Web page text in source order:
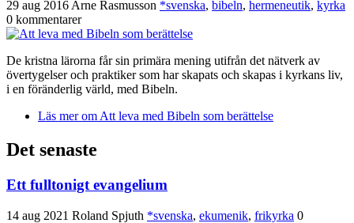
29 aug 2016 Arne Rasmusson *svenska, bibeln, hermeneutik, kyrka
0 kommentarer
De kristna lärorna får sin primära mening utifrån det nätverk av
övertygelser och praktiker som har skapats och skapas i kyrkans liv,
i en föränderlig värld, med Bibeln.
Läs merom Att leva med Bibeln som berättelse
Det senaste
Ett fulltonigt evangelium
14 aug 2021 Roland Spjuth *svenska, ekumenik, frikyrka 0